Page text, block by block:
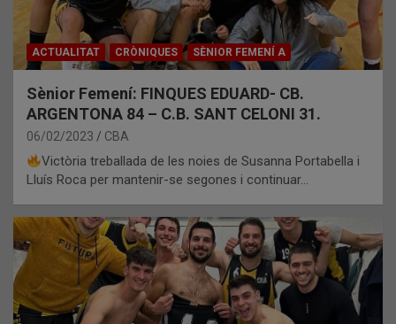
ACTUALITAT CRÒNIQUES SÈNIOR FEMENÍ A
Sènior Femení: FINQUES EDUARD- CB.
ARGENTONA 84 – C.B. SANT CELONI 31.
06/02/2023 CBA
Victòria treballada de les noies de Susanna Portabella i
Lluís Roca per mantenir-se segones i continuar…